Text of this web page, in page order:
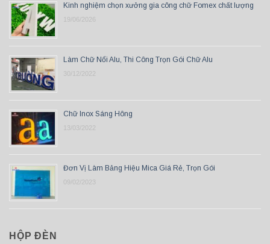
Kinh nghiệm chọn xưởng gia công chữ Fomex chất lượng
19/06/2026
Làm Chữ Nổi Alu, Thi Công Trọn Gói Chữ Alu
30/12/2022
Chữ Inox Sáng Hông
13/03/2022
Đơn Vị Làm Bảng Hiệu Mica Giá Rẻ, Trọn Gói
09/02/2023
HỘP ĐÈN